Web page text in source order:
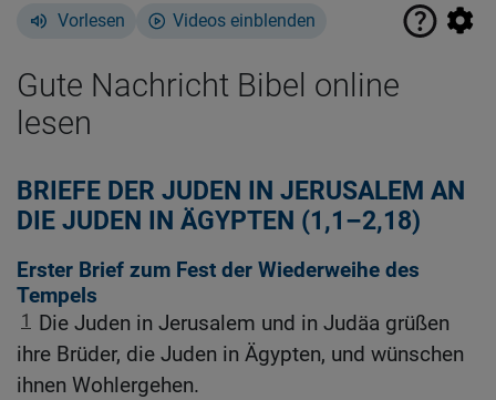
Vorlesen Videos einblenden
Gute Nachricht Bibel online
lesen
BRIEFE DER JUDEN IN JERUSALEM AN
DIE JUDEN IN ÄGYPTEN (1,1–2,18)
Erster Brief zum Fest der Wiederweihe des
Tempels
1
Die Juden in Jerusalem und in Judäa grüßen
ihre Brüder, die Juden in Ägypten, und wünschen
ihnen Wohlergehen.